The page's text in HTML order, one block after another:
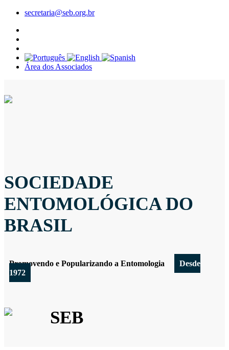
secretaria@seb.org.br
Área dos Associados
SOCIEDADE
ENTOMOLÓGICA DO
BRASIL
Promovendo e Popularizando a Entomologia
Desde
1972
SEB